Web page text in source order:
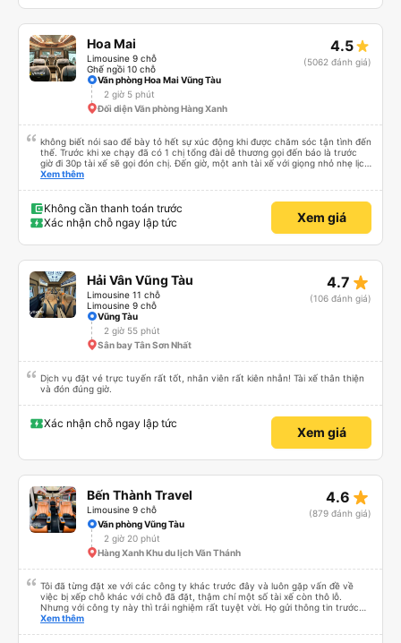
Đưa đón thuận tiện: Dịch vụ thực sự là đưa đón tận cửa. Họ đã đưa tôi thẳng
đến The Song Apartment, điều này giúp kết thúc chuyến đi của tôi dễ dàng
và không gặp rắc rối. Thái độ phục vụ: Toàn bộ đội ngũ nhân viên đều thể
hiện thái độ phục vụ tuyệt vời. Thân thiện, hiệu quả và chuyên nghiệp. Rất
nên chọn Huy Hoàng cho bất cứ ai đi lại giữa TP.HCM và Vũng Tàu! Tôi chắc
chắn sẽ chọn Huy Hoàng lần nữa.
Hoa Mai
Limousine 9 chỗ
Ghế ngồi 10 chỗ
4.5
(5062 đánh giá)
Văn phòng Hoa Mai Vũng Tàu
2 giờ 5 phút
Đối diện Văn phòng Hàng Xanh
không biết nói sao để bày tỏ hết sự xúc động khi được chăm sóc tận tình đến
thế. Trước khi xe chạy đã có 1 chị tổng đài dễ thương gọi đến báo là trước
giờ đi 30p tài xế sẽ gọi đón chị. Đến giờ, một anh tài xế với giọng nhỏ nhẹ lịch
sử hỏi: chị ở chỗ nào e đến đón. Tuy đường hơi đông nhưng anh tài xế vẫn
cũng với cái giọng nhỏ nhẹ đó đón khách, không như các xe khác mình từng
đi. Thiệc là ưng hết sức. Nhất định sẽ đi lại lần sau
Xem thêm
Không cần thanh toán trước
Xác nhận chỗ ngay lập tức
Xem giá
Hải Vân Vũng Tàu
Limousine 11 chỗ
Limousine 9 chỗ
4.7 star_rate
(106 đánh giá)
Vũng Tàu
2 giờ 55 phút
Sân bay Tân Sơn Nhất
Dịch vụ đặt vé trực tuyến rất tốt, nhân viên rất kiên nhẫn! Tài xế thân thiện
và đón đúng giờ.
Xác nhận chỗ ngay lập tức
Xem giá
Bến Thành Travel
Limousine 9 chỗ
4.6 star_rate
(879 đánh giá)
Văn phòng Vũng Tàu
2 giờ 20 phút
Hàng Xanh Khu du lịch Văn Thánh
Tôi đã từng đặt xe với các công ty khác trước đây và luôn gặp vấn đề về
việc bị xếp chỗ khác với chỗ đã đặt, thậm chí một số tài xế còn thô lỗ.
Nhưng với công ty này thì trải nghiệm rất tuyệt vời. Họ gửi thông tin trước
nên tôi biết khi nào tài xế sẽ đến, đón tôi tại địa chỉ và xếp tôi ngồi đúng chỗ
Xem thêm